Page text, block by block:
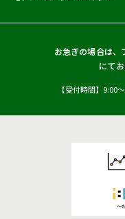
お急ぎの場合は、
にて
【受付時間】9:00